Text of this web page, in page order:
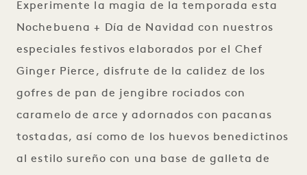
Experimente la magia de la temporada esta
Nochebuena + Día de Navidad con nuestros
especiales festivos elaborados por el Chef
Ginger Pierce, disfrute de la calidez de los
gofres de pan de jengibre rociados con
caramelo de arce y adornados con pacanas
tostadas, así como de los huevos benedictinos
al estilo sureño con una base de galleta de